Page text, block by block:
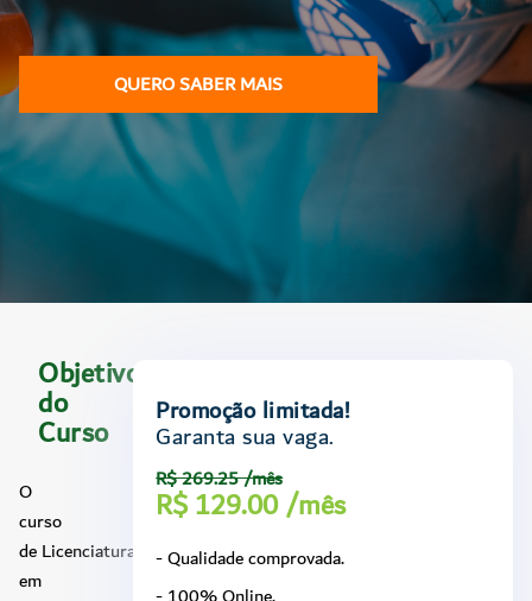
QUERO SABER MAIS
Objetivo
do
Curso
O
curso
de Licenciatura
em
Promoção limitada!
Garanta sua vaga.
R$ 269.25 /mês
R$ 129.00 /mês
- Qualidade comprovada.